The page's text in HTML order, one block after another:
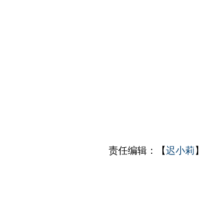
责任编辑：【迟小莉 】